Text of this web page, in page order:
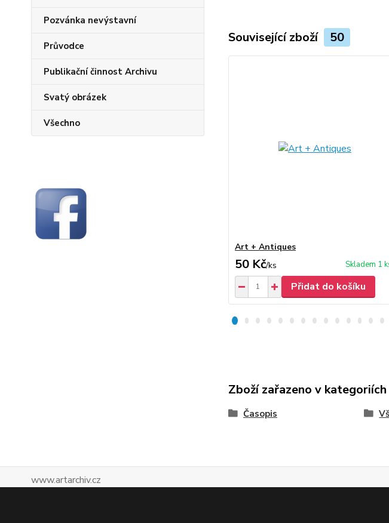
Pozvánka nevýstavní
Průvodce
Publikační činnost Archivu
Svatý obrázek
Všechno
Související zboží 50
Art + Antiques
50 Kč/ks Skladem 1
Přidat do košíku
Zboží zařazeno v kategoriích
Časopis
www.artarchiv.cz